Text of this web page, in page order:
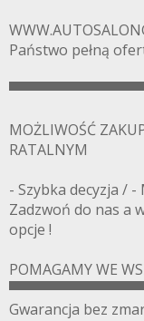
Państwo pełną
MOŻLIWOŚĆ
RATALNYM
- Szybka decyzja /
Zadzwoń do nas a
opcje !
POMAGAMY WE
Gwarancja bez